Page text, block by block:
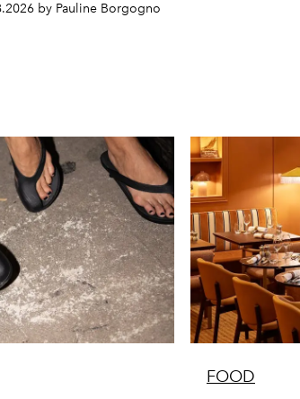
by Pauline Borgogno
FOOD